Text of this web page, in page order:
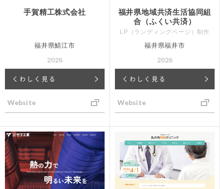
手賀精工株式会社
福井県鯖江市
2026
くわしく見る
Website
福井県地域共済生活協同組
合（ふくい共済）
LP（ランディングページ）制作
福井県福井市
2026
くわしく見る
Website